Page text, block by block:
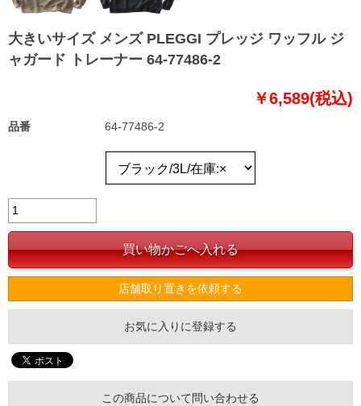
大きいサイズ メンズ PLEGGI プレッジ ワッフル ジ
ャガード トレーナー 64-77486-2
￥6,589(税込)
品番 64-77486-2
店舗取り置きを依頼する
お気に入りに登録する
この商品について問い合わせる